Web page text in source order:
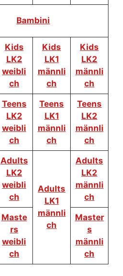
Bambini
Kids
LK2
weibli
ch
Kids
LK1
männli
ch
Kids
LK2
männli
ch
Teens
LK2
weibli
ch
Teens
LK1
männli
ch
Teens
LK2
männli
ch
Adults
LK2
weibli
ch
Adults
LK1
männli
ch
Adults
LK2
männli
ch
Maste
rs
weibli
ch
Master
s
männli
ch